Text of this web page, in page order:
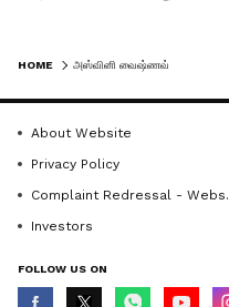
HOME அஸ்வினி வைஷ்ணவ்
About Website
Privacy Policy
Complaint Redressal - Website
Investors
FOLLOW US ON